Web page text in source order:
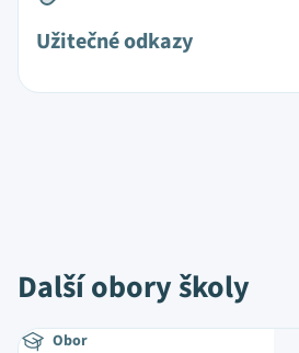
Užitečné odkazy
Další obory školy
Obor